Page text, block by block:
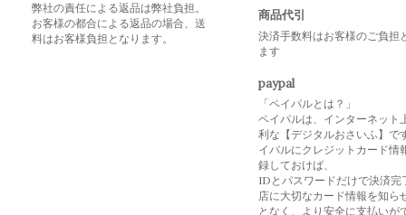
弊社の責任による返品は弊社負担。
お客様の都合による返品の場合、送
料はお客様負担となります。
商品代引
決済手数料はお客様のご負担
ます
paypal
「ペイパルとは？」
ペイパルは、インターネット
利な【デジタルおさいふ】で
イパルにクレジットカード情
録しておけば、
IDとパスワードだけで決済完
店に大切なカード情報を知ら
となく、より安全に支払いが